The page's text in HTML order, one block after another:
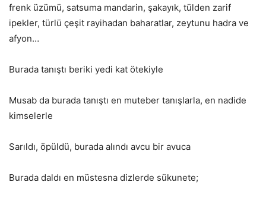
frenk üzümü, satsuma mandarin, şakayık, tülden zarif
ipekler, türlü çeşit rayihadan baharatlar, zeytunu hadra ve
afyon…
Burada tanıştı beriki yedi kat ötekiyle
Musab da burada tanıştı en muteber tanışlarla, en nadide
kimselerle
Sarıldı, öpüldü, burada alındı avcu bir avuca
Burada daldı en müstesna dizlerde sükunete;